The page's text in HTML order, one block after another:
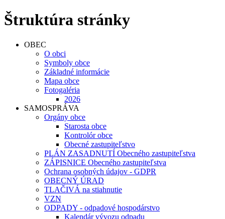
Štruktúra stránky
OBEC
O obci
Symboly obce
Základné informácie
Mapa obce
Fotogaléria
2026
SAMOSPRÁVA
Orgány obce
Starosta obce
Kontrolór obce
Obecné zastupiteľstvo
PLÁN ZASADNUTÍ Obecného zastupiteľstva
ZÁPISNICE Obecného zastupiteľstva
Ochrana osobných údajov - GDPR
OBECNÝ ÚRAD
TLAČIVÁ na stiahnutie
VZN
ODPADY - odpadové hospodárstvo
Kalendár vývozu odpadu